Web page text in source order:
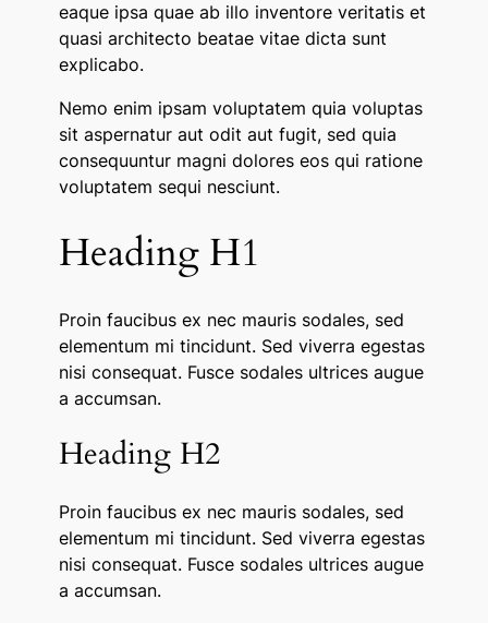
eaque ipsa quae ab illo inventore veritatis et
quasi architecto beatae vitae dicta sunt
explicabo.
Nemo enim ipsam voluptatem quia voluptas
sit aspernatur aut odit aut fugit, sed quia
consequuntur magni dolores eos qui ratione
voluptatem sequi nesciunt.
Heading H1
Proin faucibus ex nec mauris sodales, sed
elementum mi tincidunt. Sed viverra egestas
nisi consequat. Fusce sodales ultrices augue
a accumsan.
Heading H2
Proin faucibus ex nec mauris sodales, sed
elementum mi tincidunt. Sed viverra egestas
nisi consequat. Fusce sodales ultrices augue
a accumsan.